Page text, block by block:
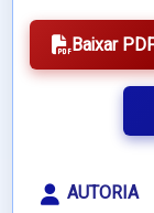
Baixar
AUTORIA